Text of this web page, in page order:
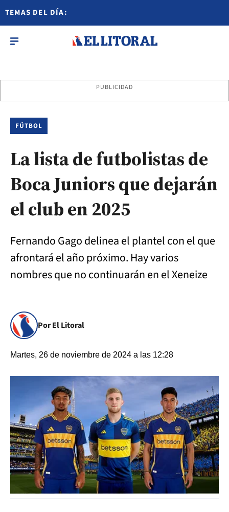
TEMAS DEL DÍA:
PUBLICIDAD
FÚTBOL
La lista de futbolistas de
Boca Juniors que dejarán
el club en 2025
Fernando Gago delinea el plantel con el que
afrontará el año próximo. Hay varios
nombres que no continuarán en el Xeneize
Por El Litoral
Martes, 26 de noviembre de 2024 a las 12:28